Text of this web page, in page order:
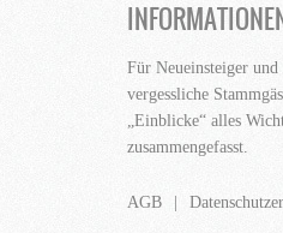
Für Neueinsteiger
vergessliche
„Einblicke“ alles
zusammengefasst.
AGB